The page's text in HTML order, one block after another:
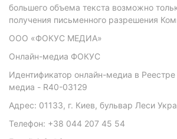
большего объема текста возможно
получения письменного разрешения
ООО «ФОКУС МЕДИА»
Онлайн-медиа ФОКУС
Идентификатор онлайн-медиа в
медиа - R40-03129
Адрес: 01133, г. Киев, бульвар Леси
Телефон: +38 044 207 45 54